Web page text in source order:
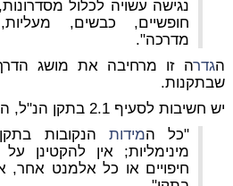
נגישה עשויה לכלול
חופשיים, כבשים,
מדרכה".
הגדרה זו מרחיבה את מושג
שבתקנות.
יש חשיבות לסעיף 2.1 בתקן הנ"ל, הקובע כדלקמן:
"כל המידות הנקובות
מינימליות; אין להקטינן
חיפויים או כל אלמנט אחר,